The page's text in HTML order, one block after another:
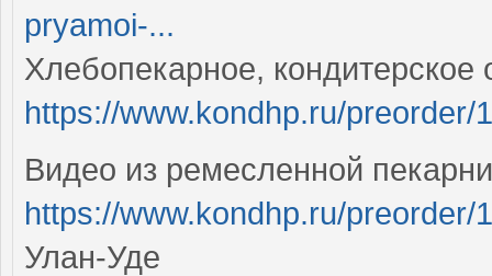
pryamoi-...
Хлебопекарное, кондитерское
https://www.kondhp.ru/preorder/
Видео из ремесленной
https://www.kondhp.ru/preorder/
Улан-Уде